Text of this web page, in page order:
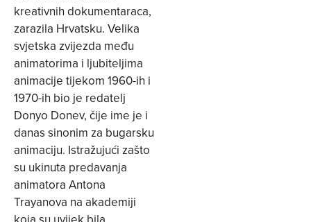
kreativnih dokumentaraca,
zarazila Hrvatsku. Velika
svjetska zvijezda među
animatorima i ljubiteljima
animacije tijekom 1960-ih i
1970-ih bio je redatelj
Donyo Donev, čije ime je i
danas sinonim za bugarsku
animaciju. Istražujući zašto
su ukinuta predavanja
animatora Antona
Trayanova na akademiji